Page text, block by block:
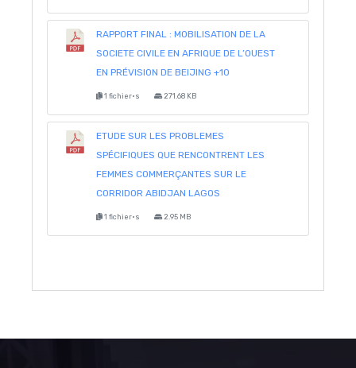
RAPPORT FINAL : MOBILISATION DE LA
SOCIETE CIVILE EN AFRIQUE DE L’OUEST
EN PRÉVISION DE BEIJING +10
1 fichier·s 271.68 KB
ETUDE SUR LES PROBLEMES
SPÉCIFIQUES QUE RENCONTRENT LES
FEMMES COMMERÇANTES SUR LE
CORRIDOR ABIDJAN LAGOS
1 fichier·s 2.95 MB